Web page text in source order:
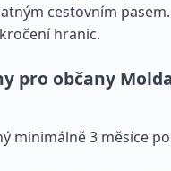
cestovním
hranic.
pro občany
minimálně 3 měsíce